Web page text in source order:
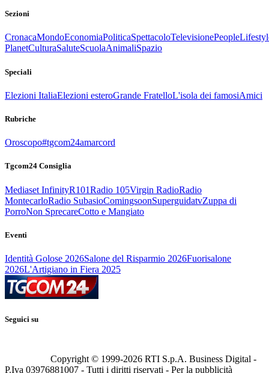
Sezioni
CronacaMondoEconomiaPoliticaSpettacoloTelevisionePeople
PlanetCulturaSaluteScuolaAnimaliSpazio
Speciali
Elezioni ItaliaElezioni esteroGrande FratelloL'isola dei famosiAmici
Rubriche
Oroscopo#tgcom24amarcord
Tgcom24 Consiglia
Mediaset InfinityR101Radio 105Virgin RadioRadio
MontecarloRadio SubasioComingsoonSuperguidatvZuppa di
PorroNon SprecareCotto e Mangiato
Eventi
Identità Golose 2026Salone del Risparmio 2026Fuorisalone
2026L'Artigiano in Fiera 2025
Seguici su
Copyright © 1999-2026 RTI S.p.A. Business Digital -
P.Iva 03976881007 - Tutti i diritti riservati - Per la pubblicità